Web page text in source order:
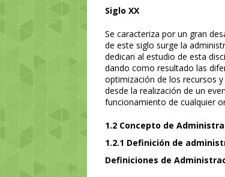
Siglo XX
Se caracteriza por un gran
de este siglo surge la
dedican al estudio de esta
dando como resultado las
optimización de los recursos
desde la realización de un
funcionamiento de cualquier
1.2 Concepto de
1.2.1 Definición de
Definiciones de